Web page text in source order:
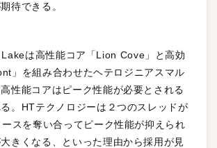
待できる。
は高性能コア「Lion Cove」と高効
」を組み合わせたヘテロジニアスマル
性能コアはピーク性能が必要とされる
。HTテクノロジーは２つのスレッドが
スを奪い合ってピーク性能が抑えられ
きくなる、といった理由から採用が見